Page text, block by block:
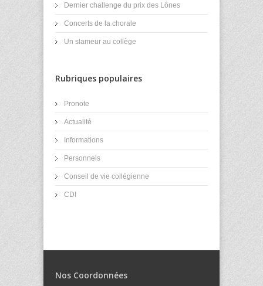
Dernier challenge du prix des Lônes
Concerts de la chorale
Un slameur au collège
Rubriques populaires
Pronote
Actualité
Informations
Personnels
Conseil de vie collégienne
CDI
Nos Coordonnées